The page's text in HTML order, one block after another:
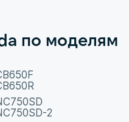
по моделям
2